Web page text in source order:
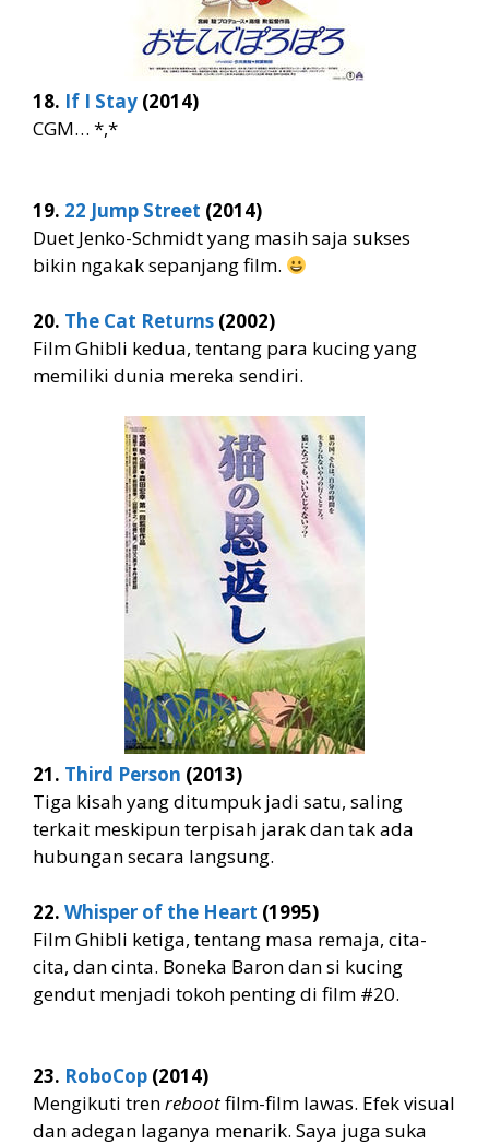
18. If I Stay (2014)
CGM… *,*
19. 22 Jump Street (2014)
Duet Jenko-Schmidt yang masih saja sukses
bikin ngakak sepanjang film.
20. The Cat Returns (2002)
Film Ghibli kedua, tentang para kucing yang
memiliki dunia mereka sendiri.
21. Third Person (2013)
Tiga kisah yang ditumpuk jadi satu, saling
terkait meskipun terpisah jarak dan tak ada
hubungan secara langsung.
22. Whisper of the Heart (1995)
Film Ghibli ketiga, tentang masa remaja, cita-
cita, dan cinta. Boneka Baron dan si kucing
gendut menjadi tokoh penting di film #20.
23. RoboCop (2014)
Mengikuti trenrebootfilm-film lawas. Efek visual
dan adegan laganya menarik. Saya juga suka